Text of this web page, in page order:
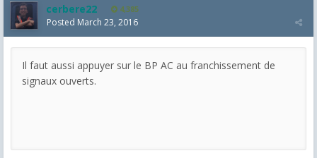
cerbere22 4,385
Posted March 23, 2016
Il faut aussi appuyer sur le BP AC au franchissement de
signaux ouverts.